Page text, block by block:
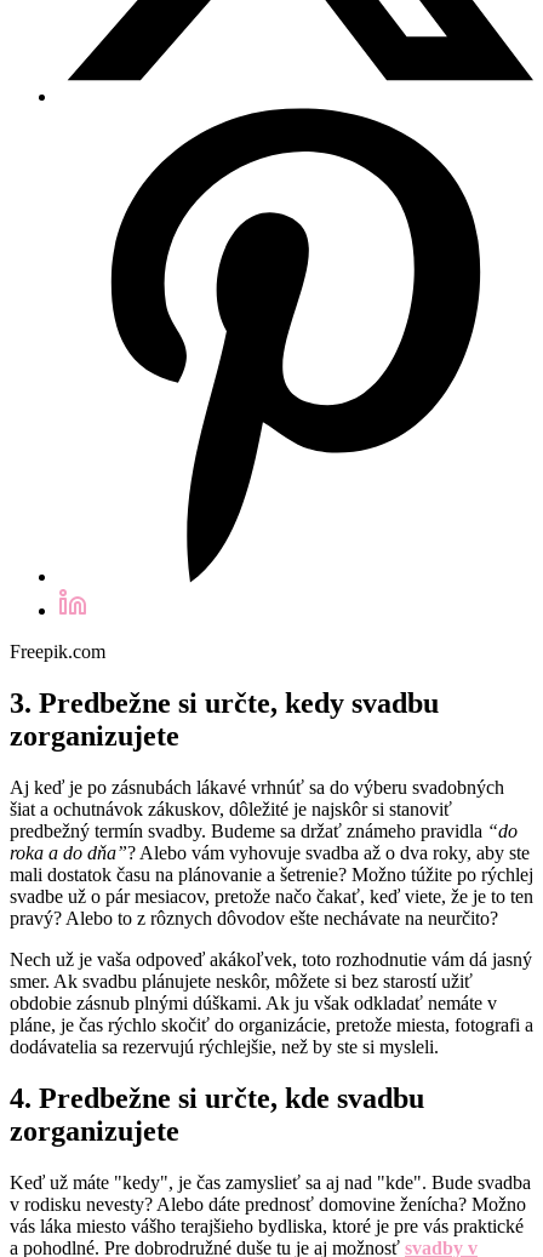
Freepik.com
3. Predbežne si určte, kedy svadbu
zorganizujete
Aj keď je po zásnubách lákavé vrhnúť sa do výberu svadobných
šiat a ochutnávok zákuskov, dôležité je najskôr si stanoviť
predbežný termín svadby. Budeme sa držať známeho pravidla “do
roka a do dňa”? Alebo vám vyhovuje svadba až o dva roky, aby ste
mali dostatok času na plánovanie a šetrenie? Možno túžite po rýchlej
svadbe už o pár mesiacov, pretože načo čakať, keď viete, že je to ten
pravý? Alebo to z rôznych dôvodov ešte nechávate na neurčito?
Nech už je vaša odpoveď akákoľvek, toto rozhodnutie vám dá jasný
smer. Ak svadbu plánujete neskôr, môžete si bez starostí užiť
obdobie zásnub plnými dúškami. Ak ju však odkladať nemáte v
pláne, je čas rýchlo skočiť do organizácie, pretože miesta, fotografi a
dodávatelia sa rezervujú rýchlejšie, než by ste si mysleli.
4. Predbežne si určte, kde svadbu
zorganizujete
Keď už máte "kedy", je čas zamyslieť sa aj nad "kde". Bude svadba
v rodisku nevesty? Alebo dáte prednosť domovine ženícha? Možno
vás láka miesto vášho terajšieho bydliska, ktoré je pre vás praktické
a pohodlné. Pre dobrodružné duše tu je aj možnosť svadby v